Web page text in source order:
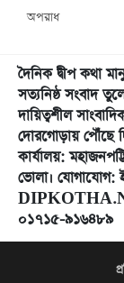
অপরাধ
দৈনিক দ্বীপ কথা
সত্যনিষ্ঠ সংবাদ
দায়িত্বশীল
দোরগোড়ায় পৌঁছে
কার্যালয়:
ভোলা। যোগাযোগ:
০১৭১৫-৯১৬৪৮৯